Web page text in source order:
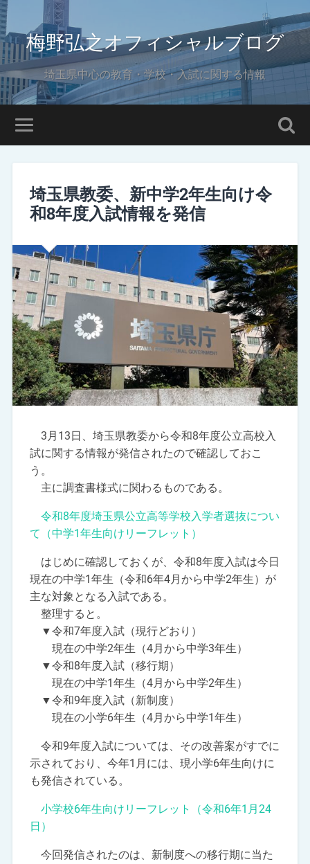
梅野弘之オフィシャルブログ
埼玉県中心の教育・学校・入試に関する情報
埼玉県教委、新中学2年生向け令
和8年度入試情報を発信
3月13日、埼玉県教委から令和8年度公立高校入
試に関する情報が発信されたので確認しておこ
う。
主に調査書様式に関わるものである。
令和8年度埼玉県公立高等学校入学者選抜につい
て（中学1年生向けリーフレット）
はじめに確認しておくが、令和8年度入試は今日
現在の中学1年生（令和6年4月から中学2年生）が
主な対象となる入試である。
整理すると。
▼令和7年度入試（現行どおり）
現在の中学2年生（4月から中学3年生）
▼令和8年度入試（移行期）
現在の中学1年生（4月から中学2年生）
▼令和9年度入試（新制度）
現在の小学6年生（4月から中学1年生）
令和9年度入試については、その改善案がすでに
示されており、今年1月には、現小学6年生向けに
も発信されている。
小学校6年生向けリーフレット（令和6年1月24
日）
今回発信されたのは、新制度への移行期に当た